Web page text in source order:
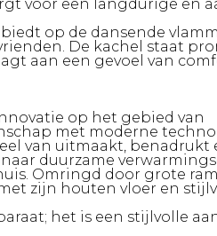
voor een langdurige en
op de dansende
De kachel staat
aan een gevoel van
op het gebied van
met moderne
van uitmaakt,
duurzame
Omringd door grote
zijn houten vloer en
het is een stijlvolle